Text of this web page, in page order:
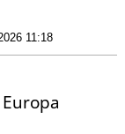
11:18